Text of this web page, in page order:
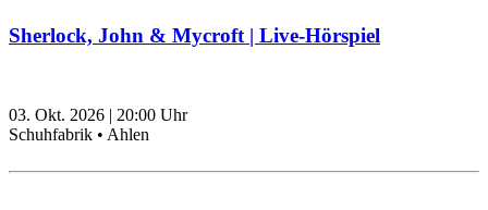
Sherlock, John & Mycroft | Live-Hörspiel
03. Okt. 2026 | 20:00 Uhr
Schuhfabrik • Ahlen